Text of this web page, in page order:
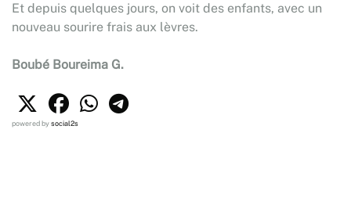
Et depuis quelques jours, on voit des enfants, avec un
nouveau sourire frais aux lèvres.
Boubé Boureima G.
powered bysocial2s